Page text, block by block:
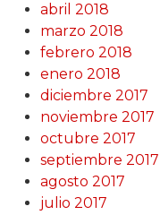
abril 2018
marzo 2018
febrero 2018
enero 2018
diciembre 2017
noviembre 2017
octubre 2017
septiembre 2017
agosto 2017
julio 2017